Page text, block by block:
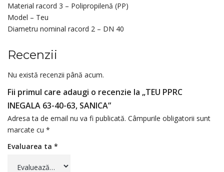
Material racord 3 – Polipropilenă (PP)
Model – Teu
Diametru nominal racord 2 – DN 40
Recenzii
Nu există recenzii până acum.
Fii primul care adaugi o recenzie la „TEU PPRC
INEGALA 63-40-63, SANICA”
Adresa ta de email nu va fi publicată. Câmpurile obligatorii sunt
marcate cu *
Evaluarea ta *